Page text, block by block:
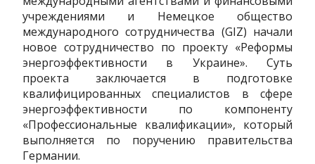
учреждениями и Немецкое общество
международного сотрудничества (GIZ) начали
новое сотрудничество по проекту «Реформы
энергоэффективности в Украине». Суть
проекта заключается в подготовке
квалифицированных специалистов в сфере
энергоэффективности по компоненту
«Профессиональные квалификации», который
выполняется по поручению правительства
Германии.